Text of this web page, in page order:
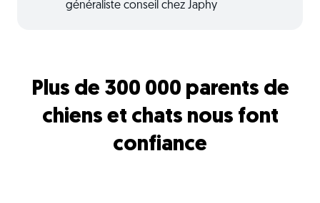
Plus de 300 000 parents de
chiens et chats nous font
confiance